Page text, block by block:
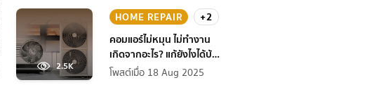
2.5K
HOME REPAIR
+2
คอมแอร์ไม่หมุน ไม่ทํางาน
เกิดจากอะไร? แก้ยังไงได้บ้าง
ก่อนแอร์พัง!
โพสต์เมื่อ 18 Aug 2025